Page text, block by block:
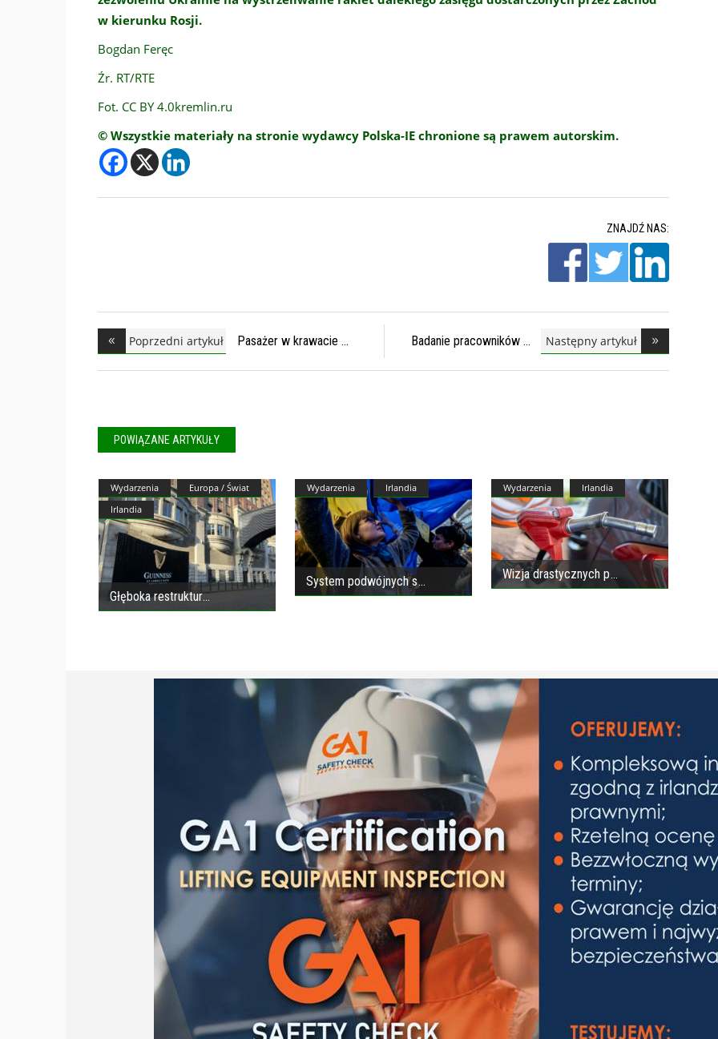
w kierunku Rosji.
Bogdan Feręc
Źr. RT/RTE
Fot. CC BY 4.0kremlin.ru
© Wszystkie materiały na stronie wydawcy Polska-IE chronione są prawem autorskim.
ZNAJDŹ NAS:
Poprzedni artykuł Pasażer w krawacie Badanie pracowników Następny artykuł
POWIĄZANE ARTYKUŁY
Wydarzenia
Europa / Świat
Irlandia
Głęboka restruktur
Wydarzenia Irlandia
System podwójnych s
Wydarzenia Irlandia
Wizja drastycznych p